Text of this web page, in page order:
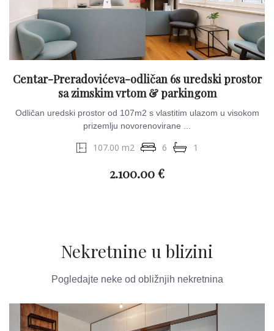
Centar-Preradovićeva-odličan 6s uredski prostor
sa zimskim vrtom & parkingom
Odličan uredski prostor od 107m2 s vlastitim ulazom u visokom
prizemlju novorenovirane ...
107.00 m2 6 1
2.100.00 €
Nekretnine u blizini
Pogledajte neke od obližnjih nekretnina